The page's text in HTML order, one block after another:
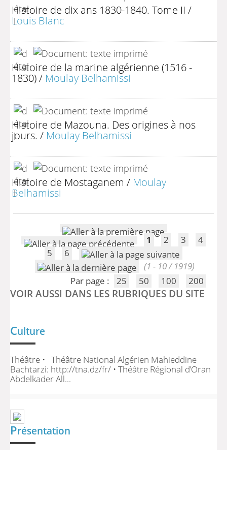
Histoire de dix ans 1830-1840. Tome II /
Louis Blanc
Histoire de la marine algérienne (1516 -
1830)/ Moulay Belhamissi
Histoire de Mazouna. Des origines à nos
jours. / Moulay Belhamissi
Histoire de Mostaganem / Moulay
Belhamissi
1 2 3
4
5
6
(1 - 10 / 1919)
Par page :
25 50 100 200
VOIR AUSSI DANS LES RUBRIQUES DU SITE
Culture
Théâtre • Théâtre National Algérien Mahieddine
Bachtarzi: http://tna.dz/fr/ • Théâtre Régional d’Oran
Abdelkader All...
Présentation